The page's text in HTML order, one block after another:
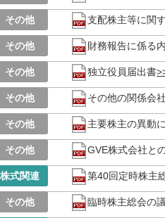
支配株主等に関
財務報告に係る
独立役員届出書
その他の関係会
主要株主の異動
GVE株式会社と
第40回定時株主
臨時株主総会の